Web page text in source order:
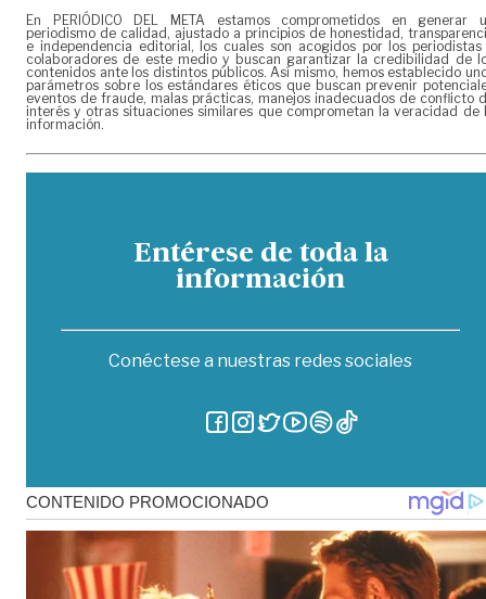
En PERIÓDICO DEL META estamos comprometidos en generar
periodismo de calidad, ajustado a principios de honestidad,
e independencia editorial, los cuales son acogidos por los periodistas
colaboradores de este medio y buscan garantizar la credibilidad de
contenidos ante los distintos públicos. Así mismo, hemos establecido
parámetros sobre los estándares éticos que buscan prevenir
eventos de fraude, malas prácticas, manejos inadecuados de conflicto
interés y otras situaciones similares que comprometan la veracidad de
información.
Entérese de toda la
información
Conéctese a nuestras redes sociales